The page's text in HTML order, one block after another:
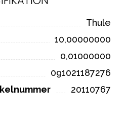
Thule
10,00000000
0,01000000
091021187276
20110767